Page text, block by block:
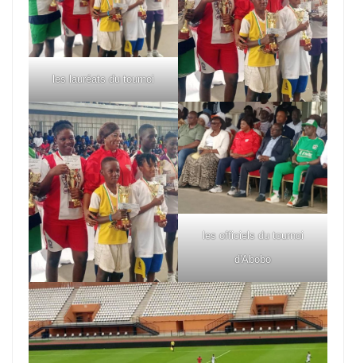
les lauréats du tournoi
les officiels du tournoi
d'Abobo